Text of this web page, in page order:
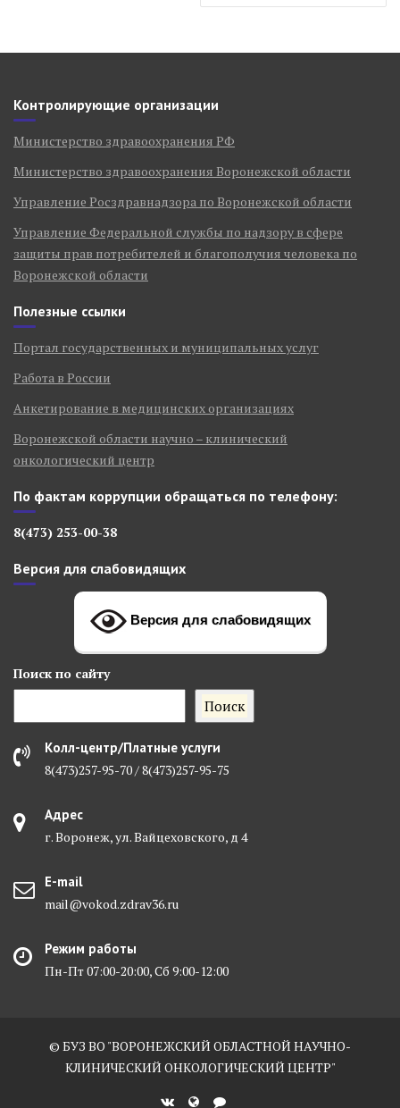
Контролирующие организации
Министерство здравоохранения РФ
Министерство здравоохранения Воронежской области
Управление Росздравнадзора по Воронежской области
Управление Федеральной службы по надзору в сфере
защиты прав потребителей и благополучия человека по
Воронежской области
Полезные ссылки
Портал государственных и муниципальных услуг
Работа в России
Анкетирование в медицинских организациях
Воронежской области научно – клинический
онкологический центр
По фактам коррупции обращаться по телефону:
8(473) 253-00-38
Версия для слабовидящих
Версия для слабовидящих
Поиск по сайту
Поиск
Колл-центр/Платные услуги
8(473)257-95-70 / 8(473)257-95-75
Адрес
г. Воронеж, ул. Вайцеховского, д 4
E-mail
mail@vokod.zdrav36.ru
Режим работы
Пн-Пт 07:00-20:00, Сб 9:00-12:00
© БУЗ ВО "ВОРОНЕЖСКИЙ ОБЛАСТНОЙ НАУЧНО-
КЛИНИЧЕСКИЙ ОНКОЛОГИЧЕСКИЙ ЦЕНТР"